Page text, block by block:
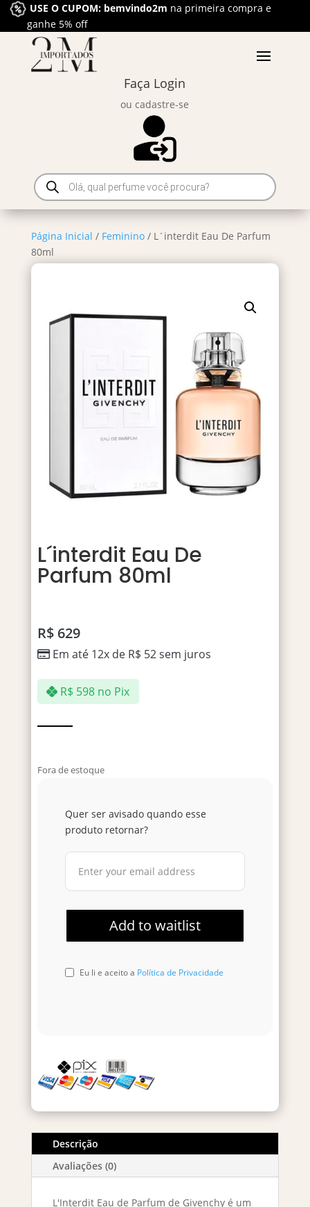
USE O CUPOM: bemvindo2m na primeira compra e
ganhe 5% off
Faça Login
ou cadastre-se
Pesquisar
produtos
Página Inicial / Feminino/ L´interdit Eau De Parfum
80ml
L´interdit Eau De
Parfum 80ml
R$629
Em até 12x de R$ 52sem juros
R$ 598 no Pix
Fora de estoque
Quer ser avisado quando esse
produto retornar?
Eu li e aceito a Política de Privacidade
Descrição
Avaliações (0)
L'Interdit Eau de Parfum de Givenchy é um